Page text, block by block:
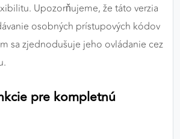
Upozorňujeme, že táto verzia
osobných prístupových kódov
sa zjednodušuje jeho ovládanie cez
pre kompletnú
naprieč webovými
nám a našim partnerom
a relevantnú reklamu, a to na
v reklamných sieťach tretích strán.
Google